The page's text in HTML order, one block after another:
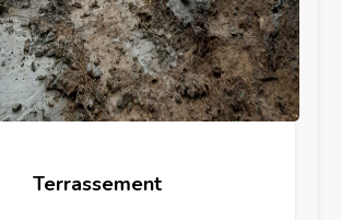
Terrassement